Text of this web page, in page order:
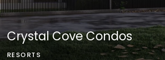
Crystal Cove Condos
RESORTS